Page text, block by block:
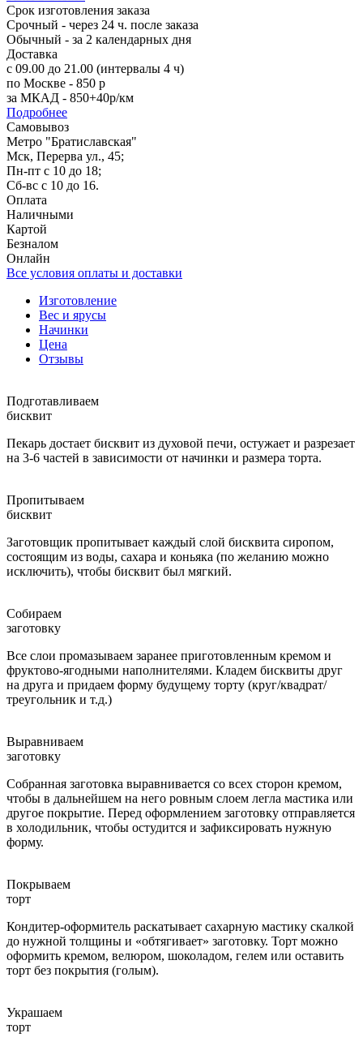
Срок изготовления заказа
Срочный - через 24 ч. после заказа
Обычный - за 2 календарных дня
Доставка
с 09.00 до 21.00 (интервалы 4 ч)
по Москве - 850 р
за МКАД - 850+40р/км
Подробнее
Самовывоз
Метро "Братиславская"
Мск, Перерва ул., 45;
Пн-пт с 10 до 18;
Сб-вс с 10 до 16.
Оплата
Наличными
Картой
Безналом
Онлайн
Все условия оплаты и доставки
Изготовление
Вес и ярусы
Начинки
Цена
Отзывы
Подготавливаем
бисквит
Пекарь достает бисквит из духовой печи, остужает и разрезает
на 3-6 частей в зависимости от начинки и размера торта.
Пропитываем
бисквит
Заготовщик пропитывает каждый слой бисквита сиропом,
состоящим из воды, сахара и коньяка (по желанию можно
исключить), чтобы бисквит был мягкий.
Собираем
заготовку
Все слои промазываем заранее приготовленным кремом и
фруктово-ягодными наполнителями. Кладем бисквиты друг
на друга и придаем форму будущему торту (круг/квадрат/
треугольник и т.д.)
Выравниваем
заготовку
Собранная заготовка выравнивается со всех сторон кремом,
чтобы в дальнейшем на него ровным слоем легла мастика или
другое покрытие. Перед оформлением заготовку отправляется
в холодильник, чтобы остудится и зафиксировать нужную
форму.
Покрываем
торт
Кондитер-оформитель раскатывает сахарную мастику скалкой
до нужной толщины и «обтягивает» заготовку. Торт можно
оформить кремом, велюром, шоколадом, гелем или оставить
торт без покрытия (голым).
Украшаем
торт